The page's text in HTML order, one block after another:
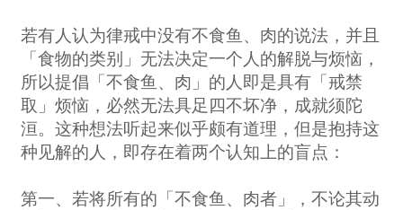
若有人认为律戒中没有不食鱼、肉的说法，并且
「食物的类别」无法决定一个人的解脱与烦恼，
所以提倡「不食鱼、肉」的人即是具有「戒禁
取」烦恼，必然无法具足四不坏净，成就须陀
洹。这种想法听起来似乎颇有道理，但是抱持这
种见解的人，即存在着两个认知上的盲点：
第一、若将所有的「不食鱼、肉者」，不论其动